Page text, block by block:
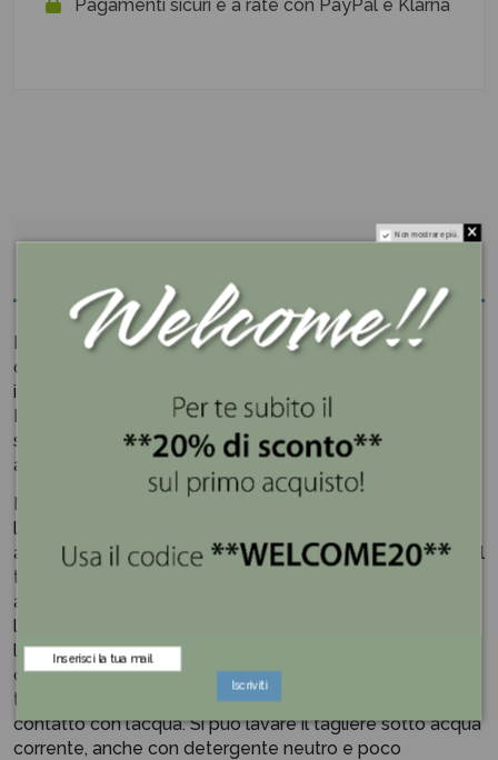
Pagamenti sicuri e a rate con PayPal e Klarna
Il tagliere in legno di acacia ha la forma di una casa con il
decoro "Ogni giorno è speciale" ed è realizzato con
incisore a laser.
Il pezzo è perfetto per organizzare un aperitivo
sensazionale a casa o anche solo per presentare i tuoi
antipasti o assaggi.
NOTA BENE: Il tagliere è fornito grezzo con in dotazione
l’olio minerale da applicare prima dell’uso con carta
assorbente. Stendere uniformemente l’olio su un lato del
tagliere per volta e lasciare il tempo al legno di
assorbirlo e poi passare con carta per rimuovere
l’eventuale olio in eccesso. Ripetere sull’altro lato e
lasciare asciugare all’aria. Dopo il trattamento è normale
che il colore del legno diventi più scuro. I taglieri come
tutti i prodotti in legno devono stare il meno possibile a
contatto con l’acqua. Si può lavare il tagliere sotto acqua
corrente, anche con detergente neutro e poco
Non mostrare più.
Iscriviti